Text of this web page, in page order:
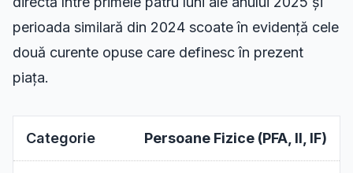
perioada similară din 2024 scoate în evidență cele
două curente opuse care definesc în prezent
piața.
Persoane Fizice (PFA, II, IF)